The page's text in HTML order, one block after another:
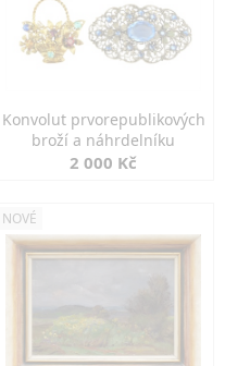
Konvolut prvorepublikových
broží a náhrdelníku
2 000 Kč
NOVÉ